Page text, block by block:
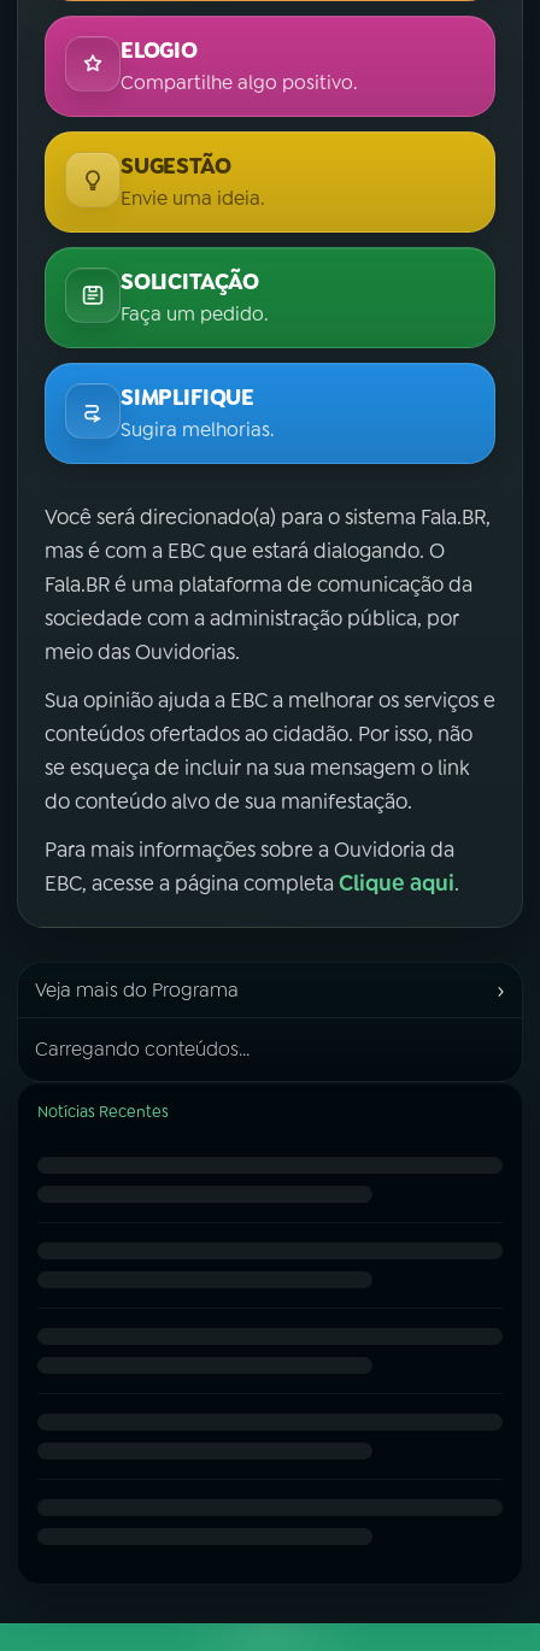
ELOGIO
Compartilhe algo positivo.
SUGESTÃO
Envie uma ideia.
SOLICITAÇÃO
Faça um pedido.
SIMPLIFIQUE
Sugira melhorias.
Você será direcionado(a) para o sistema Fala.BR,
mas é com a EBC que estará dialogando. O
Fala.BR é uma plataforma de comunicação da
sociedade com a administração pública, por
meio das Ouvidorias.
Sua opinião ajuda a EBC a melhorar os serviços e
conteúdos ofertados ao cidadão. Por isso, não
se esqueça de incluir na sua mensagem o link
do conteúdo alvo de sua manifestação.
Para mais informações sobre a Ouvidoria da
EBC, acesse a página completa Clique aqui.
Veja mais do Programa ›
Carregando conteúdos...
Notícias Recentes